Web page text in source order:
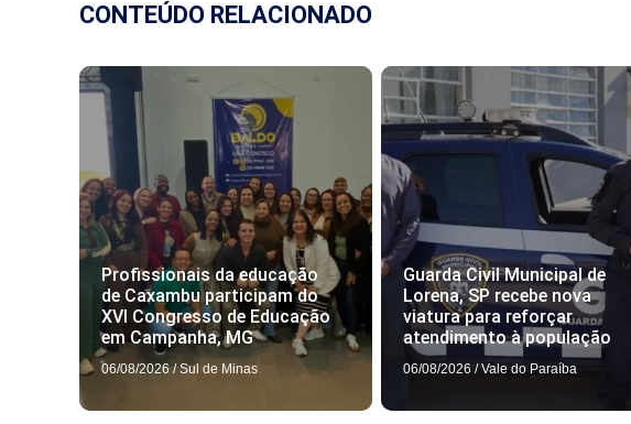
CONTEÚDO RELACIONADO
Profissionais da educação
de Caxambu participam do
XVI Congresso de Educação
em Campanha, MG
06/08/2026 / Sul de Minas
Guarda Civil Municipal de
Lorena, SP recebe nova
viatura para reforçar
atendimento à população
06/08/2026 / Vale do Paraíba